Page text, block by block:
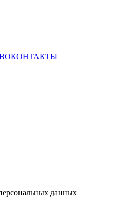
КОНТАКТЫ
данных